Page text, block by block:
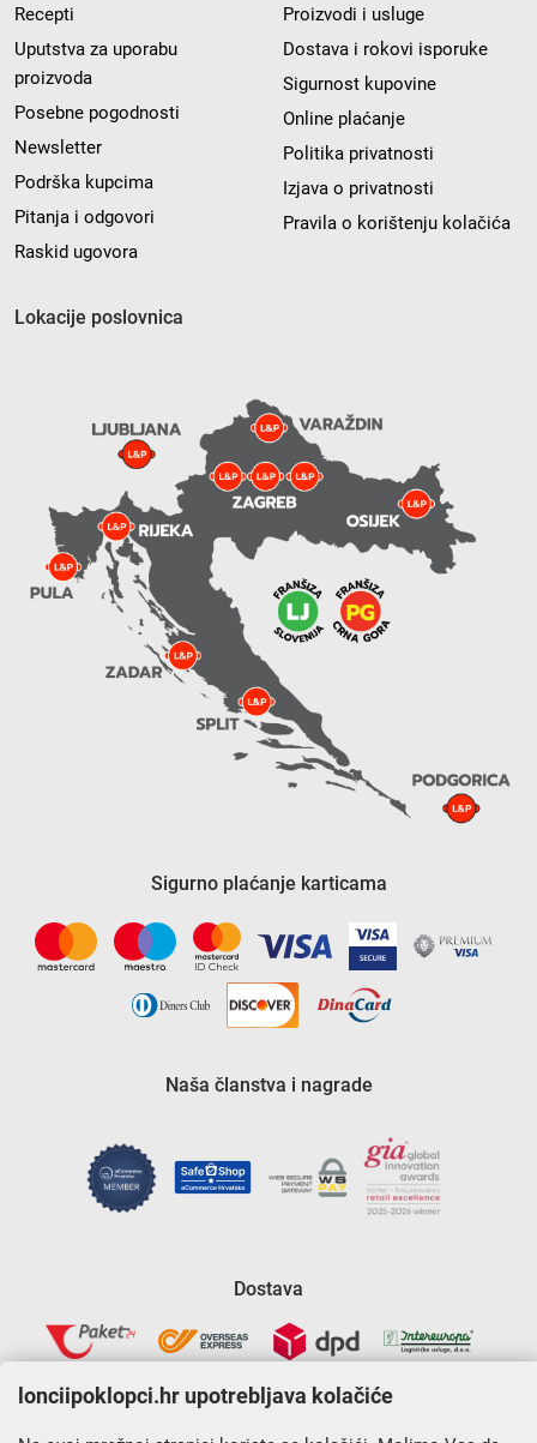
Recepti
Uputstva za uporabu
proizvoda
Posebne pogodnosti
Newsletter
Podrška kupcima
Pitanja i odgovori
Raskid ugovora
Proizvodi i usluge
Dostava i rokovi isporuke
Sigurnost kupovine
Online plaćanje
Politika privatnosti
Izjava o privatnosti
Pravila o korištenju kolačića
Lokacije poslovnica
Sigurno plaćanje karticama
Naša članstva i nagrade
Dostava
lonciipoklopci.hr upotrebljava kolačiće